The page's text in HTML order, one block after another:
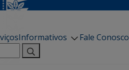
Informativos
Fale Conosco